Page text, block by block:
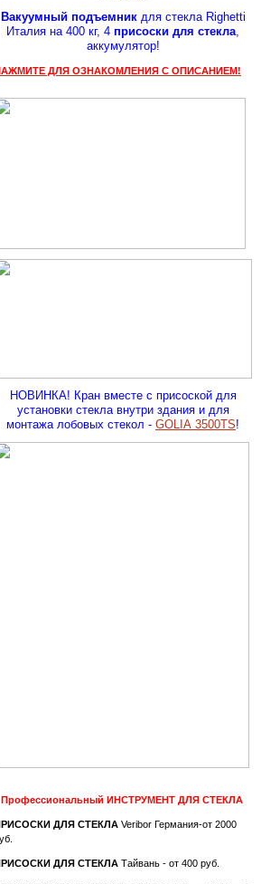
Вакуумный подъемникдля стекла Righetti
Италия на 400 кг, 4 присоски для стекла,
аккумулятор!
ДЛЯ ОЗНАКОМЛЕНИЯ С ОПИСАНИЕМ!
НОВИНКА! Кран вместе с присоской для
установки стекла внутри здания и для
монтажа лобовых стекол - GOLIA 3500TS!
Профессиональный ИНСТРУМЕНТ ДЛЯ СТЕКЛА
ДЛЯ СТЕКЛА Veribor Германия-от 2000
ДЛЯ СТЕКЛА Тайвань - от 400 руб.